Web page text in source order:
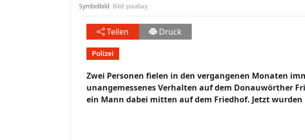
Symbolbild Bild: pixabay
Teilen Druck
Polizei
Zwei Personen fielen in den vergangenen Monaten
unangemessenes Verhalten auf dem Donauwörther
ein Mann dabei mitten auf dem Friedhof. Jetzt wurden